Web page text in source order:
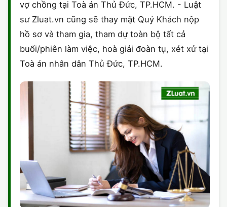
vợ chồng tại Toà án Thủ Đức, TP.HCM. - Luật
sư Zluat.vn cũng sẽ thay mặt Quý Khách nộp
hồ sơ và tham gia, tham dự toàn bộ tất cả
buổi/phiên làm việc, hoà giải đoàn tụ, xét xử tại
Toà án nhân dân Thủ Đức, TP.HCM.